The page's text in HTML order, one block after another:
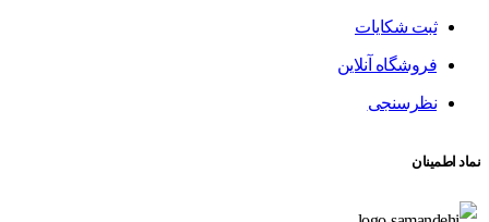
ثبت شکایات
فروشگاه آنلاین
نظرسنجی
نماد اطمینان